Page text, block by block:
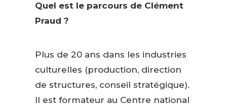
Quel est le parcours de Clément
Praud ?
Plus de 20 ans dans les industries
culturelles (production, direction
de structures, conseil stratégique).
Il est formateur au Centre national